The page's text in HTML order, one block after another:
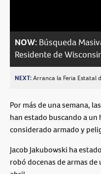
NOW: Búsqueda
Residente de
NEXT:Arranca la Feria Estatal
Por más de una semana,
han estado buscando a un
considerado armado y
Jacob Jakubowski ha
robó docenas de armas de